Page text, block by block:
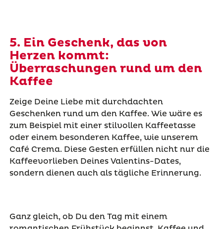
5. Ein Geschenk, das von
Herzen kommt:
Überraschungen rund um den
Kaffee
Zeige Deine Liebe mit durchdachten
Geschenken rund um den Kaffee. Wie wäre es
zum Beispiel mit einer stilvollen Kaffeetasse
oder einem besonderen Kaffee, wie unserem
Café Crema. Diese Gesten erfüllen nicht nur die
Kaffeevorlieben Deines Valentins-Dates,
sondern dienen auch als tägliche Erinnerung.
Ganz gleich, ob Du den Tag mit einem